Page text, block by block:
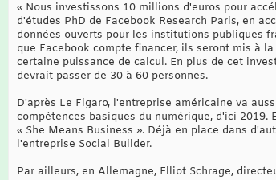
« Nous investissons 10 millions d'euros pour
d'études PhD de Facebook Research Paris, en
données ouverts pour les institutions publiques
que Facebook compte financer, ils seront mis à
certaine puissance de calcul. En plus de cet
devrait passer de 30 à 60 personnes.
D'après Le Figaro, l'entreprise américaine va
compétences basiques du numérique, d'ici
« She Means Business ». Déjà en place dans
l'entreprise Social Builder.
Par ailleurs, en Allemagne, Elliot Schrage,